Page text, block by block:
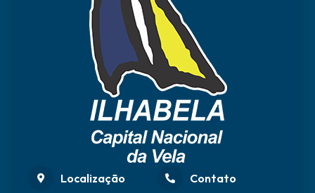
Localização Contato